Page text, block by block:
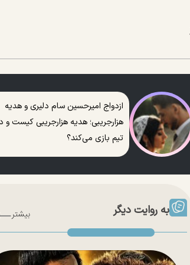
ازدواج امیرحسین سام دلیری و هدیه
هزارجریبی؛ هدیه هزارجریبی کیست و
تیم بازی می‌کند؟
به روایت دیگر